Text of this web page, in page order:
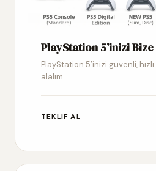
PlayStation 5’inizi Bize
PlayStation 5’inizi güvenli,
alalım
TEKLIF AL